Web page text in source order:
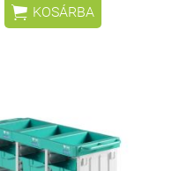
 KOSÁRBA